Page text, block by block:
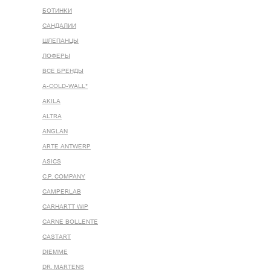
БОТИНКИ
САНДАЛИИ
ШЛЕПАНЦЫ
ЛОФЕРЫ
ВСЕ БРЕНДЫ
A-COLD-WALL*
AKILA
ALTRA
ANGLAN
ARTE ANTWERP
ASICS
C.P. COMPANY
CAMPERLAB
CARHARTT WIP
CARNE BOLLENTE
CASTART
DIEMME
DR. MARTENS